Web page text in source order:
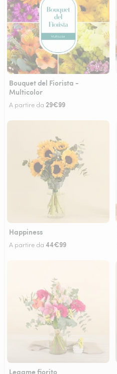
Bouquet del Fiorista -
Multicolor
A partire da 29€99
Happiness
A partire da 44€99
Legame fiorito